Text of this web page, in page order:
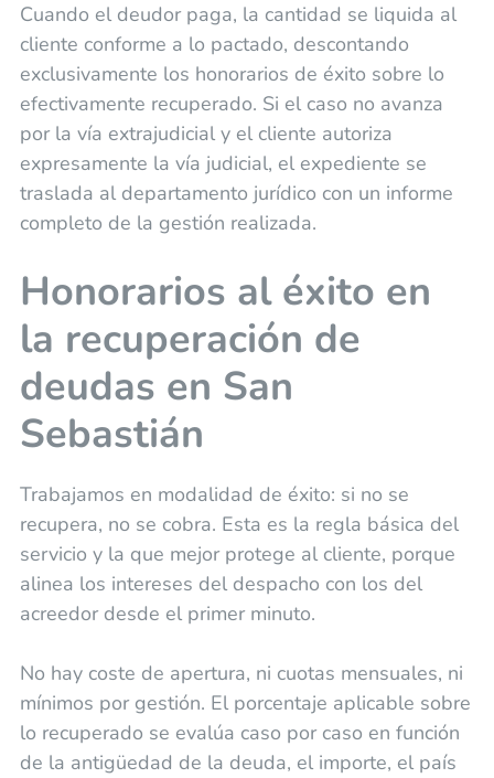
Cuando el deudor paga, la cantidad se liquida al
cliente conforme a lo pactado, descontando
exclusivamente los honorarios de éxito sobre lo
efectivamente recuperado. Si el caso no avanza
por la vía extrajudicial y el cliente autoriza
expresamente la vía judicial, el expediente se
traslada al departamento jurídico con un informe
completo de la gestión realizada.
Honorarios al éxito en
la recuperación de
deudas en San
Sebastián
Trabajamos en modalidad de éxito: si no se
recupera, no se cobra. Esta es la regla básica del
servicio y la que mejor protege al cliente, porque
alinea los intereses del despacho con los del
acreedor desde el primer minuto.
No hay coste de apertura, ni cuotas mensuales, ni
mínimos por gestión. El porcentaje aplicable sobre
lo recuperado se evalúa caso por caso en función
de la antigüedad de la deuda, el importe, el país